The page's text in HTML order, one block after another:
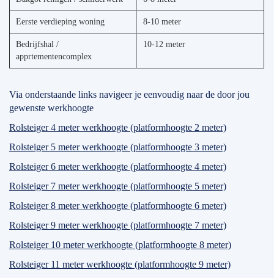
Eerste verdieping woning 8-10 meter
Bedrijfshal /
apprtementencomplex
10-12 meter
Via onderstaande links navigeer je eenvoudig naar de door jou
gewenste werkhoogte
Rolsteiger 4 meter werkhoogte (platformhoogte 2 meter)
Rolsteiger 5 meter werkhoogte (platformhoogte 3 meter)
Rolsteiger 6 meter werkhoogte (platformhoogte 4 meter)
Rolsteiger 7 meter werkhoogte (platformhoogte 5 meter)
Rolsteiger 8 meter werkhoogte (platformhoogte 6 meter)
Rolsteiger 9 meter werkhoogte (platformhoogte 7 meter)
Rolsteiger 10 meter werkhoogte (platformhoogte 8 meter)
Rolsteiger 11 meter werkhoogte (platformhoogte 9 meter)